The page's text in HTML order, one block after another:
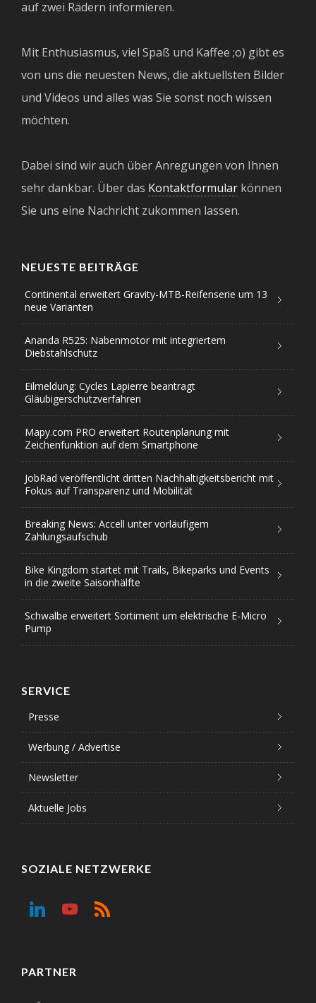
auf zwei Rädern informieren.
Mit Enthusiasmus, viel Spaß und Kaffee ;o) gibt es
von uns die neuesten News, die aktuellsten Bilder
und Videos und alles was Sie sonst noch wissen
möchten.
Dabei sind wir auch über Anregungen von Ihnen
sehr dankbar. Über das Kontaktformular können
Sie uns eine Nachricht zukommen lassen.
NEUESTE BEITRÄGE
Continental erweitert Gravity-MTB-Reifenserie um 13
neue Varianten
Ananda R525: Nabenmotor mit integriertem
Diebstahlschutz
Eilmeldung: Cycles Lapierre beantragt
Gläubigerschutzverfahren
Mapy.com PRO erweitert Routenplanung mit
Zeichenfunktion auf dem Smartphone
JobRad veröffentlicht dritten Nachhaltigkeitsbericht mit
Fokus auf Transparenz und Mobilität
Breaking News: Accell unter vorläufigem
Zahlungsaufschub
Bike Kingdom startet mit Trails, Bikeparks und Events
in die zweite Saisonhälfte
Schwalbe erweitert Sortiment um elektrische E-Micro
Pump
SERVICE
Presse
Werbung / Advertise
Newsletter
Aktuelle Jobs
SOZIALE NETZWERKE
PARTNER